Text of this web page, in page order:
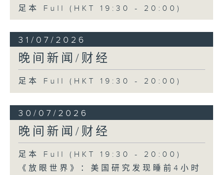
足本 Full (HKT 19:30 - 20:00)
31/07/2026
晚间新闻/财经
足本 Full (HKT 19:30 - 20:00)
30/07/2026
晚间新闻/财经
足本 Full (HKT 19:30 - 20:00)
《放眼世界》：美国研究发现睡前4小时